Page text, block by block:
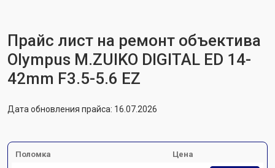
Прайс лист на ремонт объектива
Olympus M.ZUIKO DIGITAL ED 14-
42mm F3.5-5.6 EZ
Дата обновления прайса: 16.07.2026
Поломка Цена